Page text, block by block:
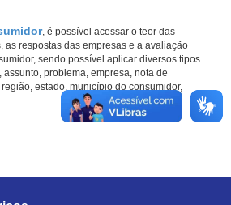
, é possível acessar o teor das
as respostas das empresas e a avaliação
sendo possível aplicar diversos tipos
assunto, problema, empresa, nota de
estado, município do consumidor,